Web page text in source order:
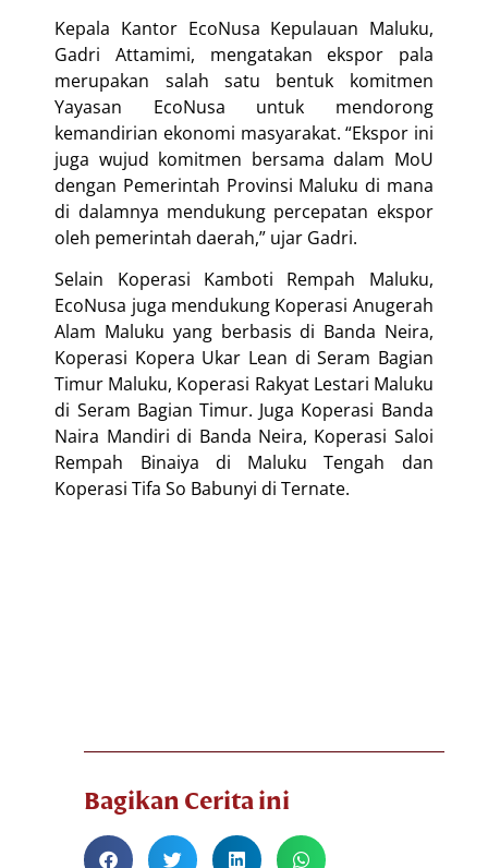
Kepala Kantor EcoNusa Kepulauan Maluku,
Gadri Attamimi, mengatakan ekspor pala
merupakan salah satu bentuk komitmen
Yayasan EcoNusa untuk mendorong
kemandirian ekonomi masyarakat. “Ekspor ini
juga wujud komitmen bersama dalam MoU
dengan Pemerintah Provinsi Maluku di mana
di dalamnya mendukung percepatan ekspor
oleh pemerintah daerah,” ujar Gadri.
Selain Koperasi Kamboti Rempah Maluku,
EcoNusa juga mendukung Koperasi Anugerah
Alam Maluku yang berbasis di Banda Neira,
Koperasi Kopera Ukar Lean di Seram Bagian
Timur Maluku, Koperasi Rakyat Lestari Maluku
di Seram Bagian Timur. Juga Koperasi Banda
Naira Mandiri di Banda Neira, Koperasi Saloi
Rempah Binaiya di Maluku Tengah dan
Koperasi Tifa So Babunyi di Ternate.
Bagikan Cerita ini